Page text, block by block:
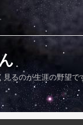
見るのが生涯の野望で